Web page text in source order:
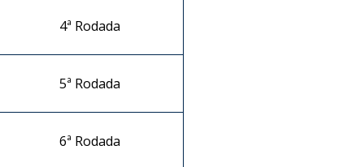
4ª Rodada
5ª Rodada
6ª Rodada